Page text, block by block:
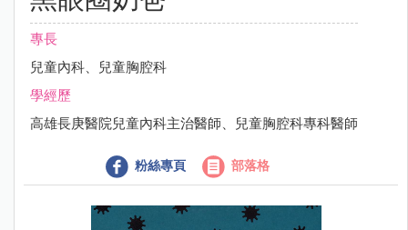
專長
兒童內科、兒童胸腔科
學經歷
高雄長庚醫院兒童內科主治醫師、兒童胸腔科專科醫師
粉絲專頁 部落格